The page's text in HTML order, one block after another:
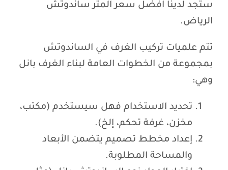
ستجد لدينا افضل سعر المتر ساندوتش
الرياض.
تتم علميات تركيب الغرف في الساندوتش
بمجموعة من الخطوات العامة لبناء الغرف بانل
وهي:
تحديد الاستخدام فهل سيستخدم (مكتب،
مخزن، غرفة تحكم، إلخ).
إعداد مخطط تصميم يتضمن الأبعاد
والمساحة المطلوبة.